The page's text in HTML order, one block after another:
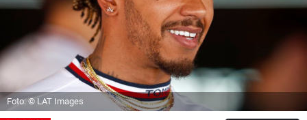
Foto: © LAT Images